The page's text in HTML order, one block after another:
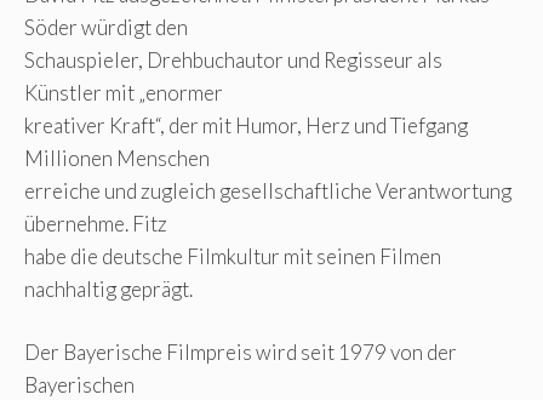
Söder würdigt den
Schauspieler, Drehbuchautor und Regisseur als
Künstler mit „enormer
kreativer Kraft“, der mit Humor, Herz und Tiefgang
Millionen Menschen
erreiche und zugleich gesellschaftliche Verantwortung
übernehme. Fitz
habe die deutsche Filmkultur mit seinen Filmen
nachhaltig geprägt.
Der Bayerische Filmpreis wird seit 1979 von der
Bayerischen